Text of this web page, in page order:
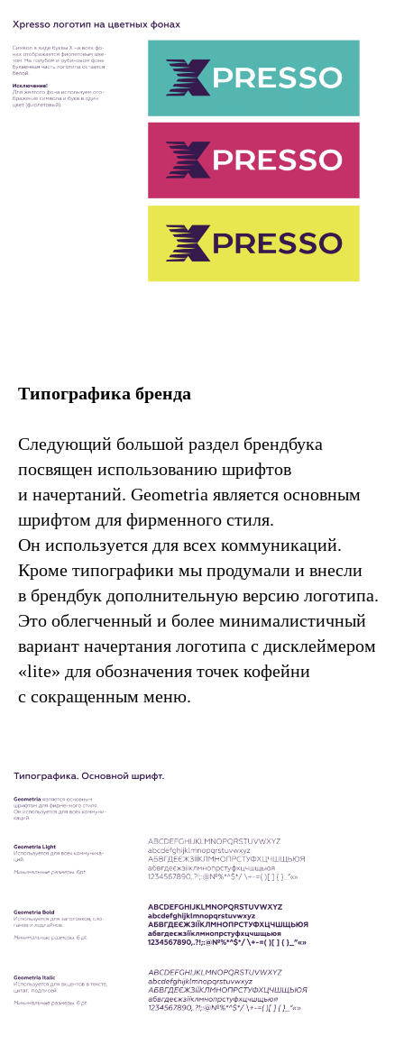
Типографика бренда
Следующий большой раздел брендбука
посвящен использованию шрифтов
и начертаний. Geometria является основным
шрифтом для фирменного стиля.
Он используется для всех коммуникаций.
Кроме типографики мы продумали и внесли
в брендбук дополнительную версию логотипа.
Это облегченный и более минималистичный
вариант начертания логотипа с дисклеймером
«lite» для обозначения точек кофейни
с сокращенным меню.